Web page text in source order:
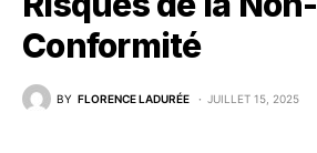
Conformité
BY FLORENCE LADURÉE JUILLET 15, 2025